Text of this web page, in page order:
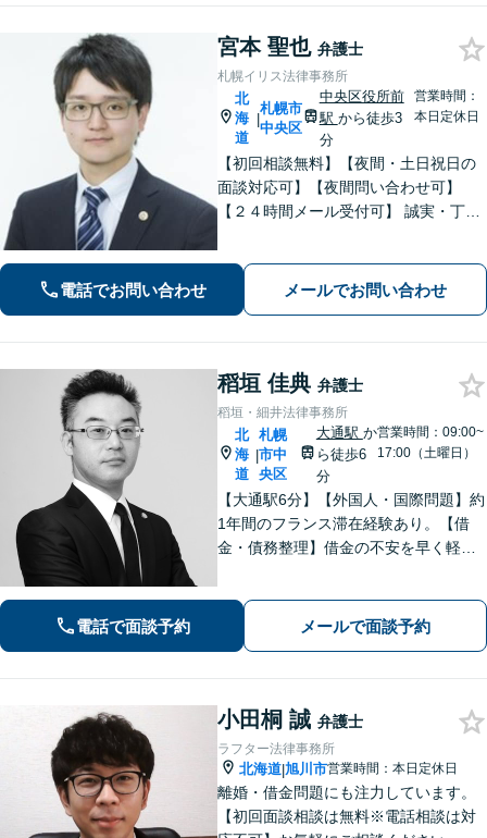
宮本 聖也 弁護士
札幌イリス法律事務所
北
海
道
|
札幌市
中央区
中央区役所前
駅 から徒歩3
分
営業時間：
本日定休日
【初回相談無料】【夜間・土日祝日の
面談対応可】【夜間問い合わせ可】
【２４時間メール受付可】 誠実・丁寧
電話でお問い合わせ メールでお問い合わせ
稻垣 佳典 弁護士
稻垣・細井法律事務所
北
海
道
|
札幌
市中
央区
大通駅 か
ら徒歩6
分
営業時間：09:00~
17:00（土曜日）
【大通駅6分】【外国人・国際問題】約
1年間のフランス滞在経験あり。【借
金・債務整理】借金の不安を早く軽減
電話で面談予約 メールで面談予約
小田桐 誠 弁護士
ラフター法律事務所
北海道|旭川市営業時間：本日定休日
離婚・借金問題にも注力しています。
【初回面談相談は無料※電話相談は対